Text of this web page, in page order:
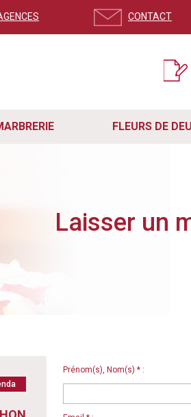
CONTACT
FLEURS DE
Laisser un
Prénom(s), Nom(s) * :
n’est pas à jour.
version disponible.
quitter la page en cliquant sur la croix
sans aucun problème et nous aider
directement à